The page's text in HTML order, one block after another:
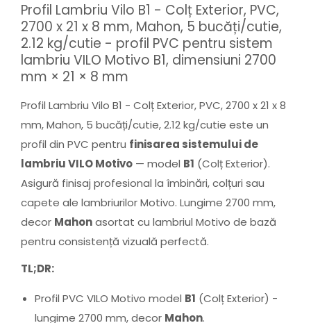
Profil Lambriu Vilo B1 - Colț Exterior, PVC,
2700 x 21 x 8 mm, Mahon, 5 bucăți/cutie,
2.12 kg/cutie - profil PVC pentru sistem
lambriu VILO Motivo B1, dimensiuni 2700
mm × 21 × 8 mm
Profil Lambriu Vilo B1 - Colț Exterior, PVC, 2700 x 21 x 8
mm, Mahon, 5 bucăți/cutie, 2.12 kg/cutie este un
profil din PVC pentru finisarea sistemului de
lambriu VILO Motivo — model B1 (Colț Exterior).
Asigură finisaj profesional la îmbinări, colțuri sau
capete ale lambriurilor Motivo. Lungime 2700 mm,
decor Mahonasortat cu lambriul Motivo de bază
pentru consistență vizuală perfectă.
TL;DR:
Profil PVC VILO Motivo model B1 (Colț Exterior) -
lungime 2700 mm, decor Mahon.